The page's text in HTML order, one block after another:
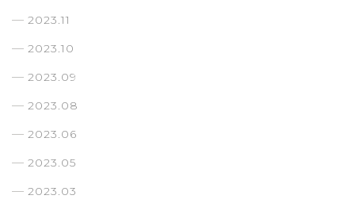
2023.11
2023.10
2023.09
2023.08
2023.06
2023.05
2023.03